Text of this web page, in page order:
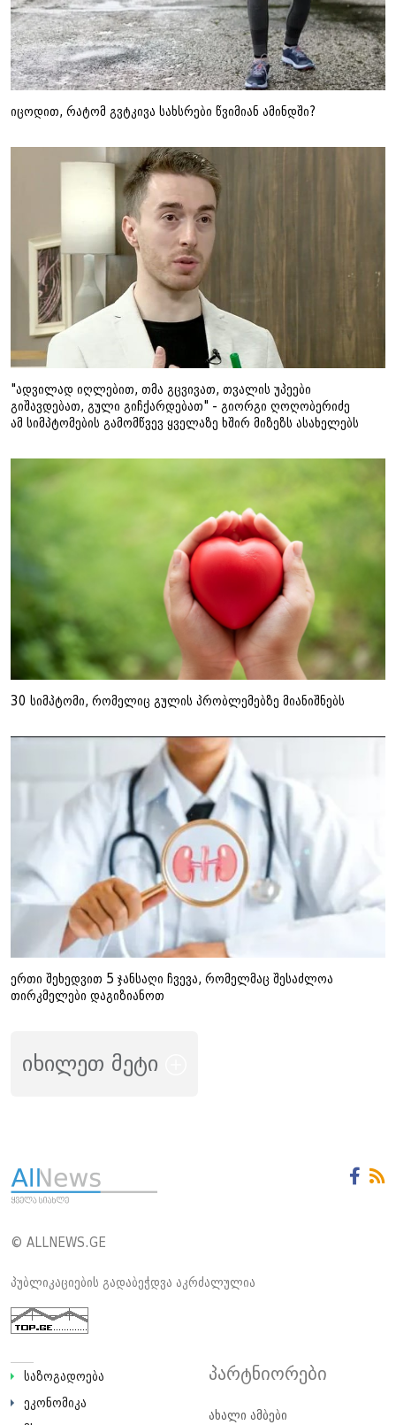
იცოდით, რატომ გვტკივა სახსრები წვიმიან ამინდში?
"ადვილად იღლებით, თმა გცვივათ, თვალის უპეები
გიშავდებათ, გული გიჩქარდებათ" - გიორგი ღოღობერიძე
ამ სიმპტომების გამომწვევ ყველაზე ხშირ მიზეზს ასახელებს
30 სიმპტომი, რომელიც გულის პრობლემებზე მიანიშნებს
ერთი შეხედვით 5 ჯანსაღი ჩვევა, რომელმაც შესაძლოა
თირკმელები დაგიზიანოთ
იხილეთ მეტი
© ALLNEWS.GE
პუბლიკაციების გადაბეჭდვა აკრძალულია
საზოგადოება
ეკონომიკა
პარტნიორები
ახალი ამბები